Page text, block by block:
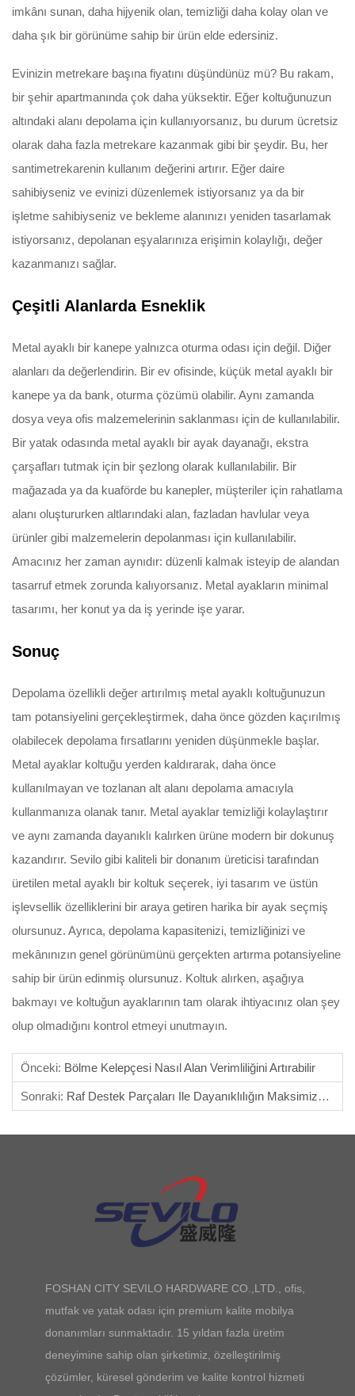
imkânı sunan, daha hijyenik olan, temizliği daha kolay olan ve
daha şık bir görünüme sahip bir ürün elde edersiniz.
Evinizin metrekare başına fiyatını düşündünüz mü? Bu rakam,
bir şehir apartmanında çok daha yüksektir. Eğer koltuğunuzun
altındaki alanı depolama için kullanıyorsanız, bu durum ücretsiz
olarak daha fazla metrekare kazanmak gibi bir şeydir. Bu, her
santimetrekarenin kullanım değerini artırır. Eğer daire
sahibiyseniz ve evinizi düzenlemek istiyorsanız ya da bir
işletme sahibiyseniz ve bekleme alanınızı yeniden tasarlamak
istiyorsanız, depolanan eşyalarınıza erişimin kolaylığı, değer
kazanmanızı sağlar.
Çeşitli Alanlarda Esneklik
Metal ayaklı bir kanepe yalnızca oturma odası için değil. Diğer
alanları da değerlendirin. Bir ev ofisinde, küçük metal ayaklı bir
kanepe ya da bank, oturma çözümü olabilir. Aynı zamanda
dosya veya ofis malzemelerinin saklanması için de kullanılabilir.
Bir yatak odasında metal ayaklı bir ayak dayanağı, ekstra
çarşafları tutmak için bir şezlong olarak kullanılabilir. Bir
mağazada ya da kuaförde bu kanepler, müşteriler için rahatlama
alanı oluştururken altlarındaki alan, fazladan havlular veya
ürünler gibi malzemelerin depolanması için kullanılabilir.
Amacınız her zaman aynıdır: düzenli kalmak isteyip de alandan
tasarruf etmek zorunda kalıyorsanız. Metal ayakların minimal
tasarımı, her konut ya da iş yerinde işe yarar.
Sonuç
Depolama özellikli değer artırılmış metal ayaklı koltuğunuzun
tam potansiyelini gerçekleştirmek, daha önce gözden kaçırılmış
olabilecek depolama fırsatlarını yeniden düşünmekle başlar.
Metal ayaklar koltuğu yerden kaldırarak, daha önce
kullanılmayan ve tozlanan alt alanı depolama amacıyla
kullanmanıza olanak tanır. Metal ayaklar temizliği kolaylaştırır
ve aynı zamanda dayanıklı kalırken ürüne modern bir dokunuş
kazandırır. Sevilo gibi kaliteli bir donanım üreticisi tarafından
üretilen metal ayaklı bir koltuk seçerek, iyi tasarım ve üstün
işlevsellik özelliklerini bir araya getiren harika bir ayak seçmiş
olursunuz. Ayrıca, depolama kapasitenizi, temizliğinizi ve
mekânınızın genel görünümünü gerçekten artırma potansiyeline
sahip bir ürün edinmiş olursunuz. Koltuk alırken, aşağıya
bakmayı ve koltuğun ayaklarının tam olarak ihtiyacınız olan şey
olup olmadığını kontrol etmeyi unutmayın.
Önceki: Bölme Kelepçesi Nasıl Alan Verimliliğini Artırabilir
Sonraki: Raf Destek Parçaları Ile Dayanıklılığın Maksimize Edilmesi
FOSHAN CITY SEVILO HARDWARE CO.,LTD., ofis,
mutfak ve yatak odası için premium kalite mobilya
donanımları sunmaktadır. 15 yıldan fazla üretim
deneyimine sahip olan şirketimiz, özelleştirilmiş
çözümler, küresel gönderim ve kalite kontrol hizmeti